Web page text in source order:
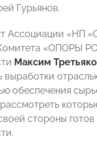
Гурьянов.
Ассоциации «НП
«ОПОРЫ
Максим
выработки
обеспечения
стороны